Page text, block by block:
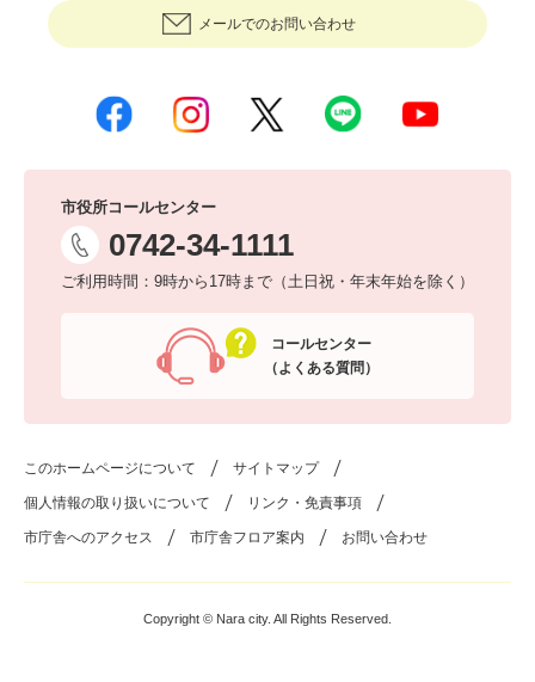
メールでのお問い合わせ
市役所コールセンター
0742-34-1111
ご利用時間：9時から17時まで（土日祝・年末年始を除く）
コールセンター
（よくある質問）
このホームページについて サイトマップ
個人情報の取り扱いについて リンク・免責事項
市庁舎へのアクセス 市庁舎フロア案内 お問い合わせ
Copyright © Nara city. All Rights Reserved.